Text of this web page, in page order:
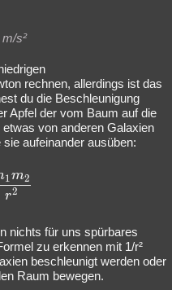
s²
rechnen, allerdings ist das
du die Beschleunigung
Apfel der vom Baum auf die
von anderen Galaxien
aufeinander ausüben:
= G \frac{m_1
r2
1 m2
nichts für uns spürbares
zu erkennen mit 1/r²
beschleunigt werden oder
Raum bewegen.